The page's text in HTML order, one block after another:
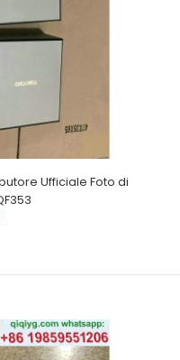
Ufficiale Foto di